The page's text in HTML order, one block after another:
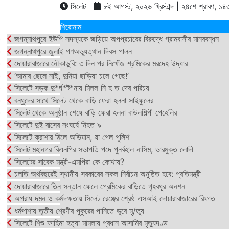
সিলেট
৮ই আগস্ট, ২০২৬ খ্রিস্টাব্দ | ২৪শে শ্রাবণ,
শিরোনাম
জগন্নাথপুরে ইউপি সদস্যকে জড়িয়ে অপপ্রচারের বিরুদ্ধে গ্রামবাসীর মানববন্ধন
জগন্নাথপুরে জুলাই গণঅভ্যুত্থান দিবস পালন
দোয়ারাবাজারে নৌকাডুবি: ৩ দিন পর নিখোঁজ শ্রমিকের মরদেহ উদ্ধার
‘আমার ছেলে নাই, দুনিয়া ছাড়িয়া চলে গেছে!’
সিলেটে সড়ক দু*র্ঘ*ট*নায় মিলল নি হ ত দের পরিচয়
বন্ধুদের সাথে সিলেট থেকে বাড়ি ফেরা হলনা সাইফুলের
সিলেট থেকে অনুষ্ঠান শেষে বাড়ি ফেরা হলনা বাউলশিল্পী পেহেলির
সিলেটে দুই বাসের সংঘর্ষে নিহত ৯
সিলেটে ক্রাশার মিলে অভিযান, যা পেল পুলিশ
সিলেট মহানগর বিএনপির সভাপতি পদে পুনর্বহাল নাসিম, ভারমুক্ত লোদী
সিলেটের সাবেক মন্ত্রী-এমপিরা কে কোথায়?
চলতি অর্থবছরেই স্থানীয় সরকারের সকল নির্বাচন অনুষ্ঠিত হবে: প্রতিমন্ত্রী
দোয়ারাবাজারে তিন সন্তান ফেলে প্রেমিকের বাড়িতে গৃহবধূর অনশন
অপরাধ দমন ও কর্মদক্ষতায় সিলেট রেঞ্জের শ্রেষ্ঠ এসআই দোয়ারাবাজারের রিফাত
ধর্মপাশায় তৃতীয় শ্রেণীর পুকুরের পানিতে ডুবে মৃ/ত্যু
সিলেটে শিশু ফাহিমা হত্যা মামলায় প্রধান আসামির মৃত্যুদণ্ড